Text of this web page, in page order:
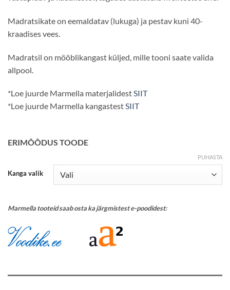
Madratsikate on eemaldatav (lukuga) ja pestav kuni 40-
kraadises vees.
Madratsil on mööblikangast küljed, mille tooni saate valida
allpool.
*Loe juurde Marmella materjalidestSIIT
*Loe juurde Marmella kangastestSIIT
ERIMÕÕDUS TOODE
Kanga valik
PUHASTA
Marmella tooteid saab osta ka järgmistest e-poodidest: